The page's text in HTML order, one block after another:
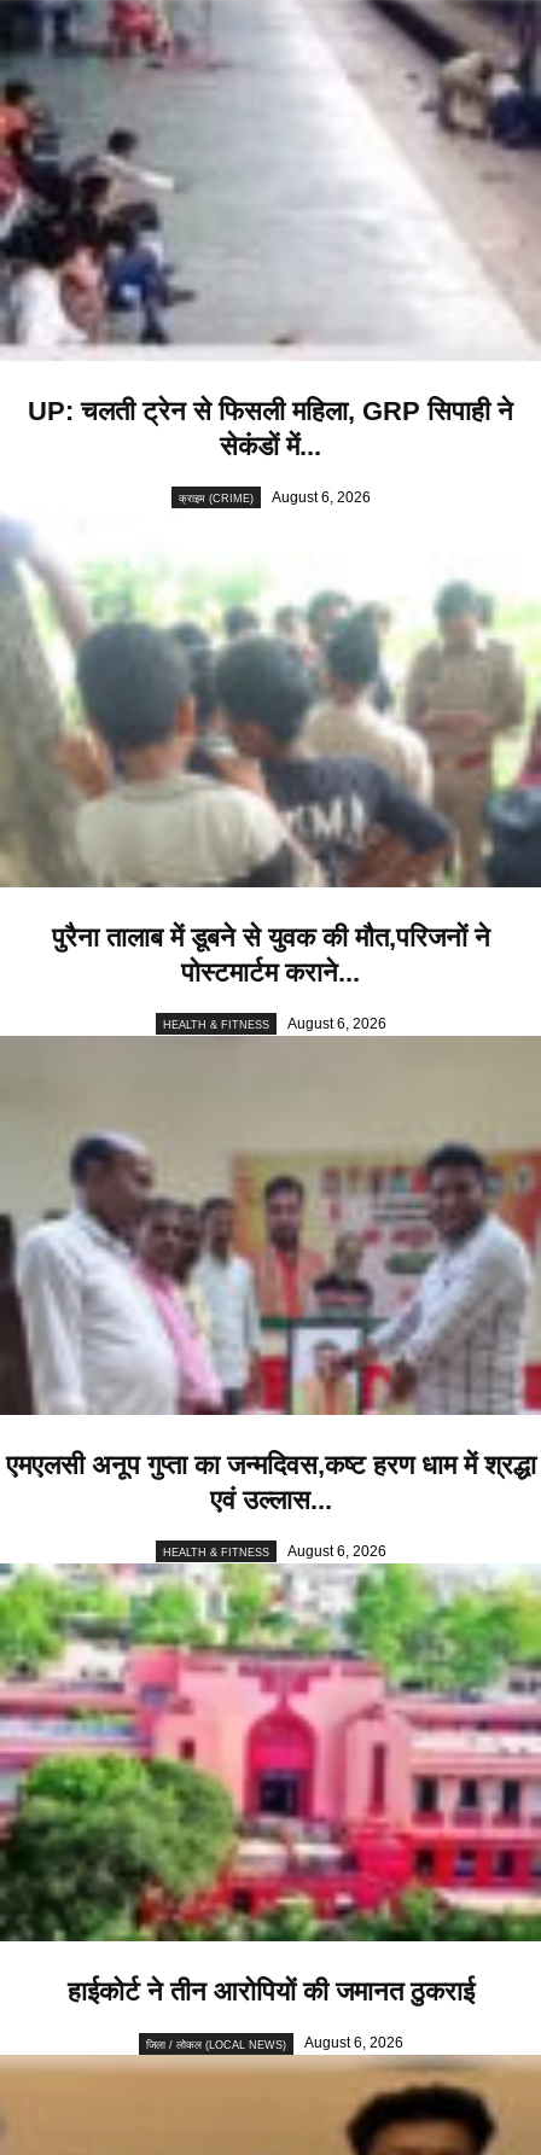
UP: चलती ट्रेन से फिसली महिला, GRP सिपाही ने
सेकंडों में...
क्राइम (CRIME) August 6, 2026
पुरैना तालाब में डूबने से युवक की मौत,परिजनों ने
पोस्टमार्टम कराने...
HEALTH & FITNESS August 6, 2026
एमएलसी अनूप गुप्ता का जन्मदिवस,कष्ट हरण धाम में श्रद्धा
एवं उल्लास...
HEALTH & FITNESS August 6, 2026
हाईकोर्ट ने तीन आरोपियों की जमानत ठुकराई
जिला / लोकल (LOCAL NEWS) August 6, 2026